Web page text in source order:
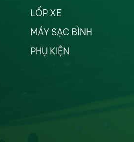
LỐP XE
MÁY SẠC BÌNH
PHỤ KIỆN